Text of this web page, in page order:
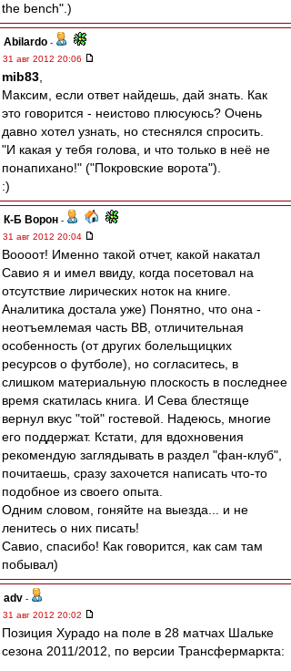
the bench".)
Abilardo -
31 авг 2012 20:06
mib83
Максим, если ответ найдешь, дай знать. Как
это говорится - неистово плюсуюсь? Очень
давно хотел узнать, но стеснялся спросить.
"И какая у тебя голова, и что только в неё не
понапихано!" ("Покровские ворота").
:)
К-Б Ворон -
31 авг 2012 20:04
Воооот! Именно такой отчет, какой накатал
Савио я и имел ввиду, когда посетовал на
отсутствие лирических ноток на книге.
Аналитика достала уже) Понятно, что она -
неотъемлемая часть ВВ, отличительная
особенность (от других болельщицких
ресурсов о футболе), но согласитесь, в
слишком материальную плоскость в последнее
время скатилась книга. И Сева блестяще
вернул вкус "той" гостевой. Надеюсь, многие
его поддержат. Кстати, для вдохновения
рекомендую заглядывать в раздел "фан-клуб",
почитаешь, сразу захочется написать что-то
подобное из своего опыта.
Одним словом, гоняйте на выезда... и не
ленитесь о них писать!
Савио, спасибо! Как говорится, как сам там
побывал)
adv -
31 авг 2012 20:02
Позиция Хурадо на поле в 28 матчах Шальке
сезона 2011/2012, по версии Трансфермаркта: